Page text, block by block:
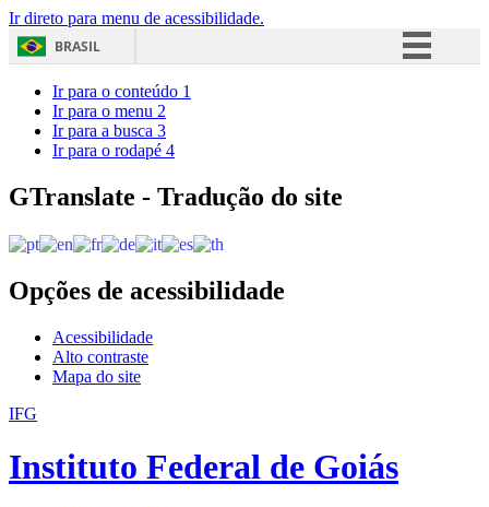
Ir direto para menu de acessibilidade.
BRASIL
Acesso à informação
Ir para o conteúdo 1
Ir para o menu 2
Ir para a busca 3
Ir para o rodapé 4
GTranslate - Tradução do site
Opções de acessibilidade
Acessibilidade
Alto contraste
Mapa do site
IFG
Instituto Federal de Goiás